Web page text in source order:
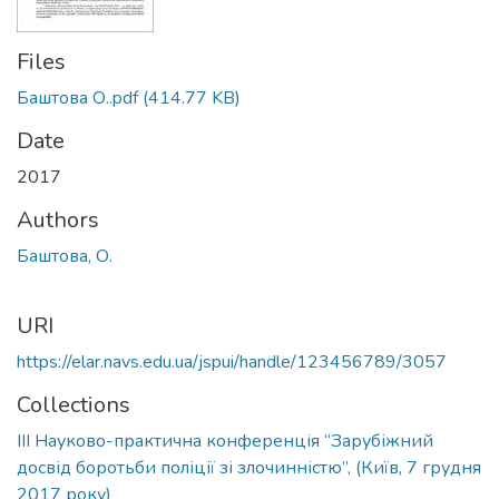
Files
Баштова О..pdf(414.77 KB)
Date
2017
Authors
Баштова, О.
URI
https://elar.navs.edu.ua/jspui/handle/123456789/3057
Collections
ІІІ Науково-практична конференція “Зарубіжний
досвід боротьби поліції зі злочинністю”, (Київ, 7 грудня